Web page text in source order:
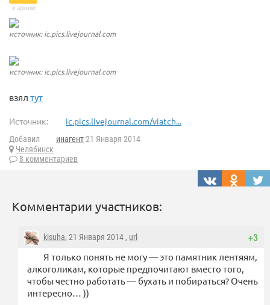
в архиве
источник: ic.pics.livejournal.com
источник: ic.pics.livejournal.com
взял тут
Источник: ic.pics.livejournal.com/viatch...
Добавил инагент21 Января 2014
Челябинск
8 комментариев
Комментарии участников:
+3
kisuha, 21 Января 2014 , url
Я только понять не могу — это памятник лентяям,
алкоголикам, которые предпочитают вместо того,
чтобы честно работать — бухать и побираться? Очень
интересно… ))